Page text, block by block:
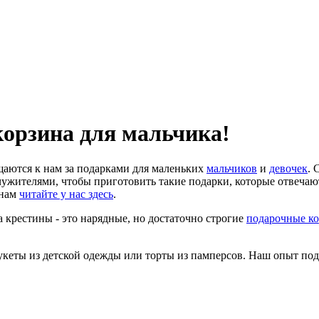
для мальчика!
к нам за подарками для маленьких мальчиков и девочек.
чтобы приготовить такие подарки, которые
читайте у нас здесь.
- это нарядные, но достаточно строгие подарочные
из детской одежды или торты из памперсов. Наш опыт